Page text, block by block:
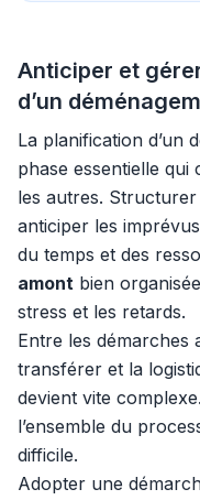
Anticiper et
d’un
La planification d’un
phase essentielle qui
les autres.
anticiper les
du temps et des
amont bien
stress et les retards.
Entre les démarches
transférer et la
devient vite
l’ensemble du
difficile.
Adopter une